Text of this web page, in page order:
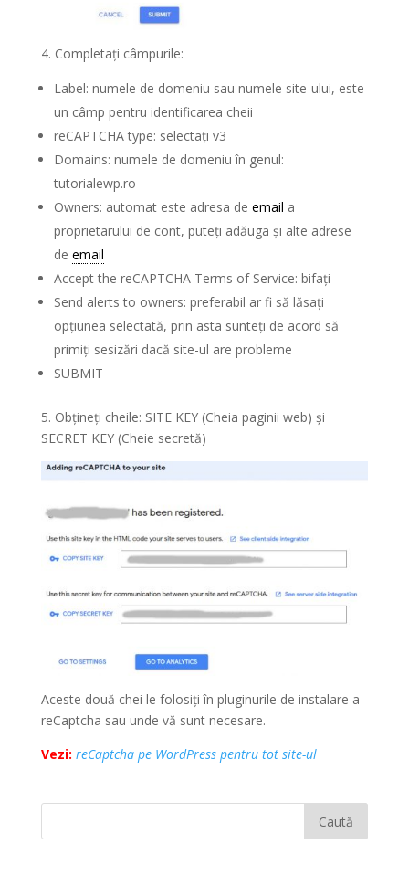
4. Completați câmpurile:
Label: numele de domeniu sau numele site-ului, este
un câmp pentru identificarea cheii
reCAPTCHA type: selectați v3
Domains: numele de domeniu în genul:
tutorialewp.ro
Owners: automat este adresa de email a
proprietarului de cont, puteți adăuga și alte adrese
de email
Accept the reCAPTCHA Terms of Service: bifați
Send alerts to owners: preferabil ar fi să lăsați
opțiunea selectată, prin asta sunteți de acord să
primiți sesizări dacă site-ul are probleme
SUBMIT
5. Obțineți cheile: SITE KEY (Cheia paginii web) și
SECRET KEY (Cheie secretă)
Aceste două chei le folosiți în pluginurile de instalare a
reCaptcha sau unde vă sunt necesare.
Vezi: reCaptcha pe WordPress pentru tot site-ul